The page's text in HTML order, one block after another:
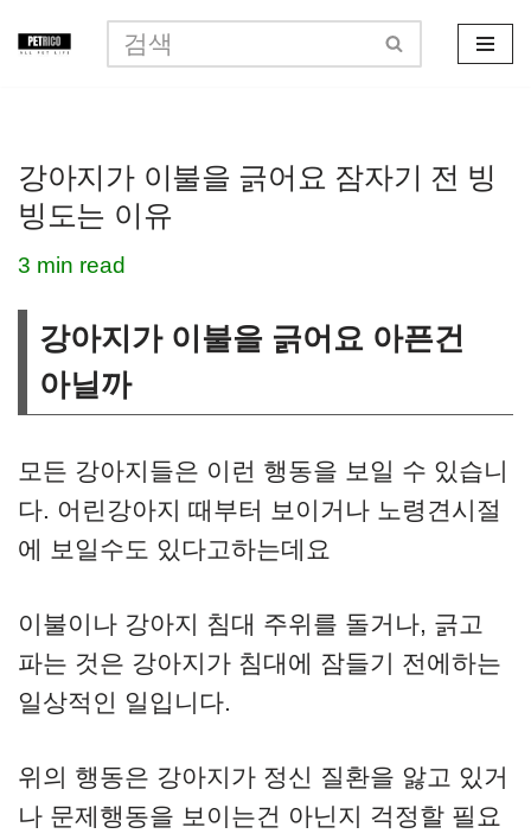
로
건
너
뛰
기
강아지가 이불을 긁어요 잠자기 전 빙
빙도는 이유
3 min read
강아지가 이불을 긁어요 아픈건
아닐까
모든 강아지들은 이런 행동을 보일 수 있습니
다. 어린강아지 때부터 보이거나 노령견시절
에 보일수도 있다고하는데요
이불이나 강아지 침대 주위를 돌거나, 긁고
파는 것은 강아지가 침대에 잠들기 전에하는
일상적인 일입니다.
위의 행동은 강아지가 정신 질환을 앓고 있거
나 문제행동을 보이는건 아닌지 걱정할 필요